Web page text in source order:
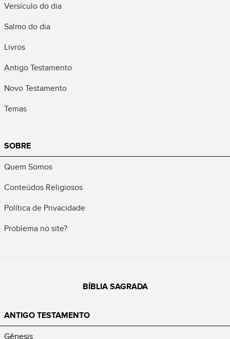
Versículo do dia
Salmo do dia
Livros
Antigo Testamento
Novo Testamento
Temas
SOBRE
Quem Somos
Conteúdos Religiosos
Política de Privacidade
Problema no site?
BÍBLIA SAGRADA
ANTIGO TESTAMENTO
Gênesis